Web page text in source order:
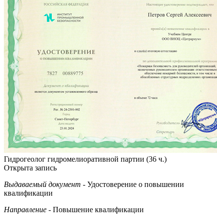
Гидрогеолог гидромелиоративной партии (36 ч.)
Открыта запись
Выдаваемый документ - Удостоверение о повышении
квалификации
Направление - Повышение квалификации